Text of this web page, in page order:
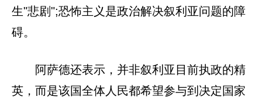
生"悲剧";恐怖主义是政治解决叙利亚问题的障
碍。
阿萨德还表示，并非叙利亚目前执政的精
英，而是该国全体人民都希望参与到决定国家